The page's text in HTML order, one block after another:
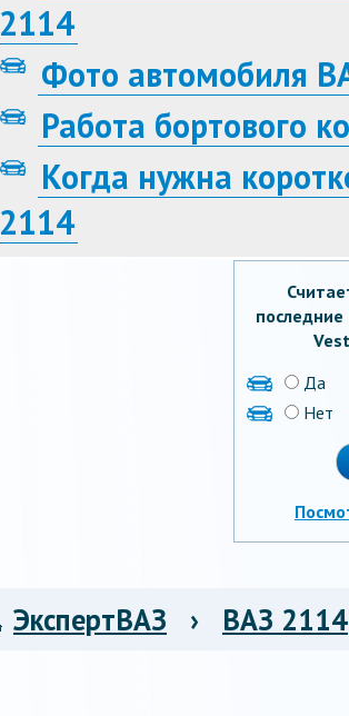
2114
Фото автомобиля
Работа бортового
Когда нужна
2114
Да
Нет
ЭкспертВАЗ › ВАЗ 2114